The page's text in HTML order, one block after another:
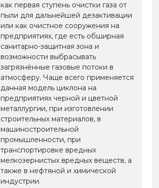
как первая ступень очистки газа от
пыли для дальнейшей дезактивации
или как очистное сооружения на
предприятиях, где есть обширная
санитарно-защитная зона и
возможности выбрасывать
загрязнённые газовые потоки в
атмосферу. Чаще всего применяется
данная модель циклона на
предприятиях черной и цветной
металлургии, при изготовлении
строительных материалов, в
машиностроительной
промышленности, при
транспортировке вредных
мелкозернистых вредных веществ, а
также в нефтяной и химической
индустрии.